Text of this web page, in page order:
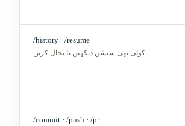
/history · /resume
کوئی بھی سیشن دیکھیں یا بحال کریں
/commit · /push · /pr